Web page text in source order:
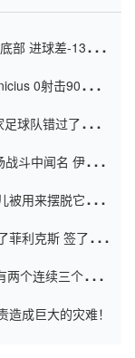
部 进球差-13令人
0射击90分钟
球队错过了世界
斗中闻名 伊万放
被用来摆脱它
菲利克斯 签了7年
个连续三个连续
成巨大的灾难！